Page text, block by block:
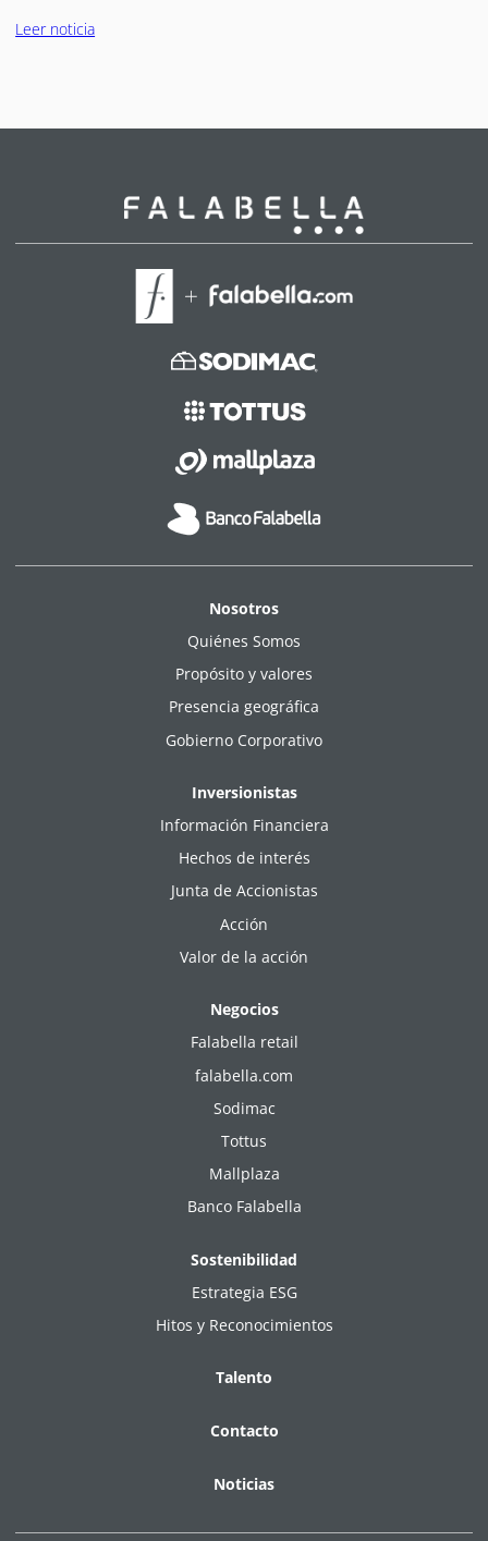
Leer noticia
Nosotros
Quiénes Somos
Propósito y valores
Presencia geográfica
Gobierno Corporativo
Inversionistas
Información Financiera
Hechos de interés
Junta de Accionistas
Acción
Valor de la acción
Negocios
Falabella retail
falabella.com
Sodimac
Tottus
Mallplaza
Banco Falabella
Sostenibilidad
Estrategia ESG
Hitos y Reconocimientos
Talento
Contacto
Noticias